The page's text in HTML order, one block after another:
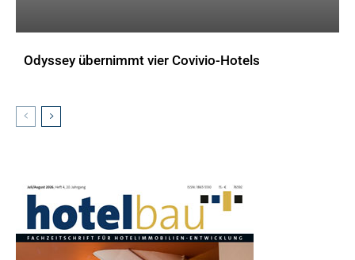
Odyssey übernimmt vier Covivio-Hotels